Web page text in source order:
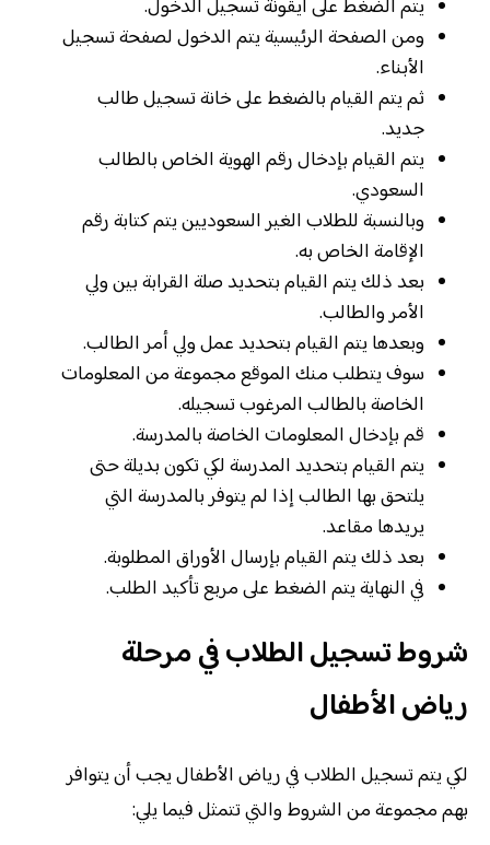
يتم الضغط على أيقونة تسجيل الدخول.
ومن الصفحة الرئيسية يتم الدخول لصفحة تسجيل
الأبناء.
ثم يتم القيام بالضغط على خانة تسجيل طالب
جديد.
يتم القيام بإدخال رقم الهوية الخاص بالطالب
السعودي.
وبالنسبة للطلاب الغير السعوديين يتم كتابة رقم
الإقامة الخاص به.
بعد ذلك يتم القيام بتحديد صلة القرابة بين ولي
الأمر والطالب.
وبعدها يتم القيام بتحديد عمل ولي أمر الطالب.
سوف يتطلب منك الموقع مجموعة من المعلومات
الخاصة بالطالب المرغوب تسجيله.
قم بإدخال المعلومات الخاصة بالمدرسة.
يتم القيام بتحديد المدرسة لكي تكون بديلة حتى
يلتحق بها الطالب إذا لم يتوفر بالمدرسة التي
يريدها مقاعد.
بعد ذلك يتم القيام بإرسال الأوراق المطلوبة.
في النهاية يتم الضغط على مربع تأكيد الطلب.
شروط تسجيل الطلاب في مرحلة
رياض الأطفال
لكي يتم تسجيل الطلاب في رياض الأطفال يجب أن يتوافر
بهم مجموعة من الشروط والتي تتمثل فيما يلي: